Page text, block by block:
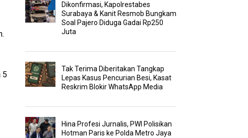
5
Dikonfirmasi, Kapolrestabes
Surabaya & Kanit Resmob Bungkam
Soal Pajero Diduga Gadai Rp250
Juta
Tak Terima Diberitakan Tangkap
Lepas Kasus Pencurian Besi, Kasat
Reskrim Blokir WhatsApp Media
Hina Profesi Jurnalis, PWI Polisikan
Hotman Paris ke Polda Metro Jaya